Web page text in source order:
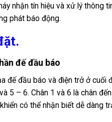
nhận tín hiệu và xử lý thông
phát báo động.
đế đầu báo
đế đầu báo và điện trở ở
5 – 6. Chân 1 và 6 là chân
có thể nhận biết dễ dàng